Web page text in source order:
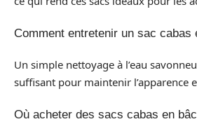
Comment entretenir un sac cabas
Un simple nettoyage à l’eau
suffisant pour maintenir l’apparence
Où acheter des sacs cabas en